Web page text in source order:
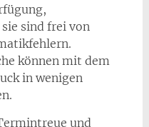
sind frei von
können mit dem
in wenigen
und